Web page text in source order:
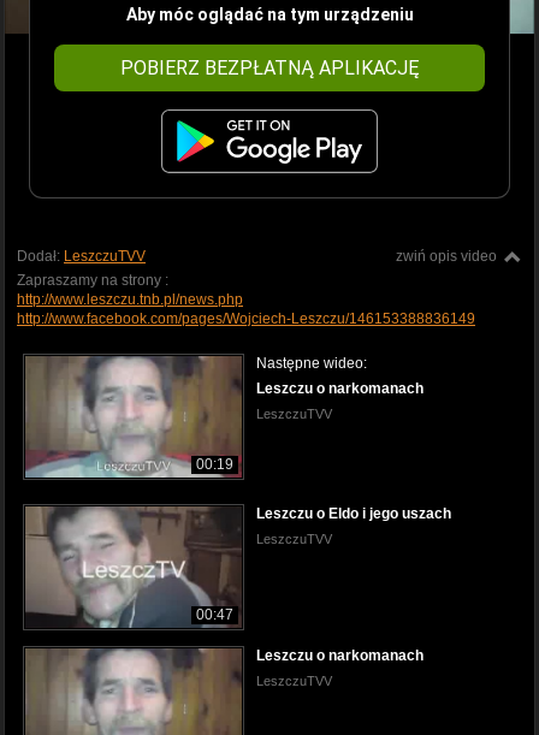
Aby móc oglądać na tym urządzeniu
POBIERZ BEZPŁATNĄ APLIKACJĘ
zwiń opis video
Dodał: LeszczuTVV
Zapraszamy na strony :
http://www.leszczu.tnb.pl/news.php
http://www.facebook.com/pages/Wojciech-Leszczu/146153388836149
00:19
Następne wideo:
Leszczu o narkomanach
LeszczuTVV
00:47
Leszczu o Eldo i jego uszach
LeszczuTVV
Leszczu o narkomanach
LeszczuTVV